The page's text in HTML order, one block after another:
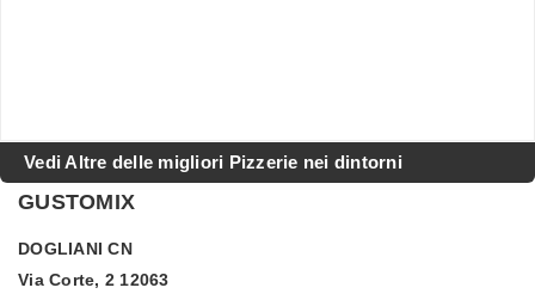
Vedi Altre delle migliori Pizzerie nei dintorni
GUSTOMIX
DOGLIANI CN
Via Corte, 2 12063